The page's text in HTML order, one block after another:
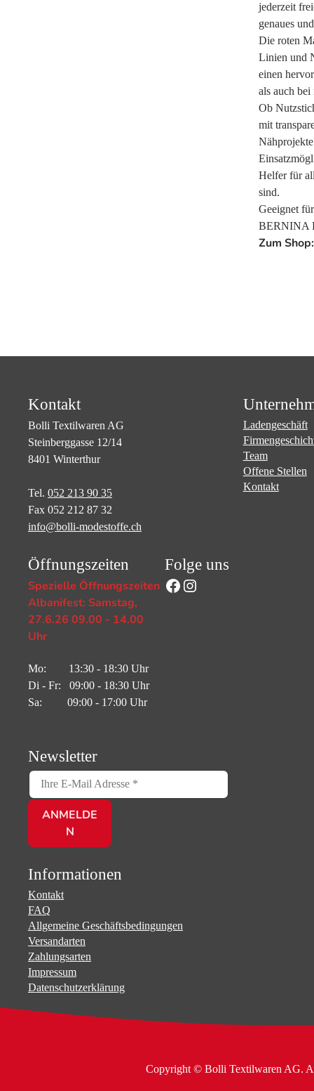
jederzeit
genaues
Die roten
Linien und
einen
als auch
Ob
mit
Helfer für
sind.
Geeignet
BERNINA
Zum
Kontakt
Bolli Textilwaren AG
Steinberggasse 12/14
8401 Winterthur
Tel. 052 213 90 35
Fax 052 212 87 32
info@bolli-modestoffe.ch
Öffnungszeiten
Spezielle Öffnungszeiten
Albanifest: Samstag,
27.6.26 09.00 - 14.00
Uhr
Mo: 13:30 - 18:30 Uhr
Di - Fr: 09:00 - 18:30 Uhr
Sa: 09:00 - 17:00 Uhr
Folge uns
Facebook
Instagram
Newsletter
Ladengeschäft
Team
Offene Stellen
Kontakt
Informationen
Kontakt
FAQ
Allgemeine Geschäftsbedingungen
Versandarten
Zahlungsarten
Impressum
Datenschutzerklärung
Copyright © Bolli Textilwaren AG.